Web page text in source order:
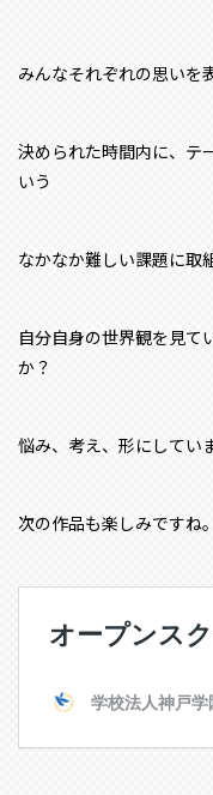
みんなそれぞれの思いを
決められた時間内に、テ
いう
なかなか難しい課題に取
自分自身の世界観を見て
か？
悩み、考え、形にしてい
次の作品も楽しみですね。